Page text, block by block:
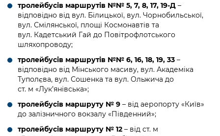
тролейбусів маршрутів №№ 5, 7, 8, 17, 19-Д –
відповідно від вул. Білицької, вул. Чорнобильської,
вул. Смілянської, площі Космонавтів та
вул. Кадетський Гай до Повітрофлотського
шляхопроводу;
тролейбусів маршрутів №№ 6, 16, 18, 19, 33 –
відповідно від Мінського масиву, вул. Академіка
Туполєва, вул. Сошенка та вул. Ольжича до
ст. м «Лук’янівська»;
тролейбусів маршруту № 9 – від аеропорту «Київ»
до залізничного вокзалу «Південний»;
тролейбусів маршруту № 12 – від ст. м